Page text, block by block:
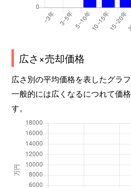
広さ×売却価格
広さ別の平均価格を表したグラフ
一般的には広くなるにつれて価
す。